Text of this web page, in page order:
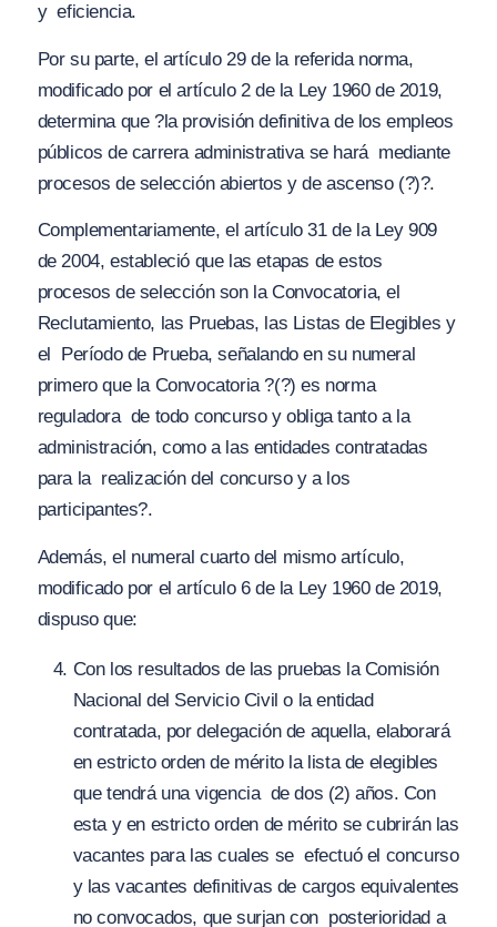
y eficiencia.
Por su parte, el artículo 29 de la referida norma,
modificado por el artículo 2 de la Ley 1960 de 2019,
determina que ?la provisión definitiva de los empleos
públicos de carrera administrativa se hará mediante
procesos de selección abiertos y de ascenso (?)?.
Complementariamente, el artículo 31 de la Ley 909
de 2004, estableció que las etapas de estos
procesos de selección son laConvocatoria, el
Reclutamiento, las Pruebas, las Listas de Elegibles y
el Período de Prueba, señalando en su numeral
primero que la Convocatoria ?(?) es norma
reguladora de todo concurso y obliga tanto a la
administración, como a las entidades contratadas
para la realización del concurso y a los
participantes?.
Además, el numeral cuarto del mismo artículo,
modificado por el artículo 6 de la Ley 1960 de 2019,
dispuso que:
Con los resultados de las pruebas la Comisión
Nacional del Servicio Civil o la entidad
contratada, por delegación de aquella, elaborará
en estricto orden de mérito la lista de elegibles
que tendrá una vigencia de dos (2) años. Con
esta y en estricto orden de mérito se cubrirán las
vacantes para las cuales se efectuó el concurso
y las vacantes definitivas de cargos equivalentes
no convocados, que surjan con posterioridad a